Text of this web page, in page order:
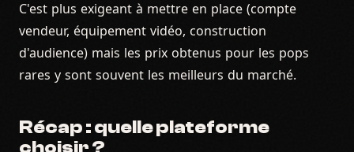
C'est plus exigeant à mettre en place (compte
vendeur, équipement vidéo, construction
d'audience) mais les prix obtenus pour les pops
rares y sont souvent les meilleurs du marché.
Récap : quelle plateforme
choisir ?